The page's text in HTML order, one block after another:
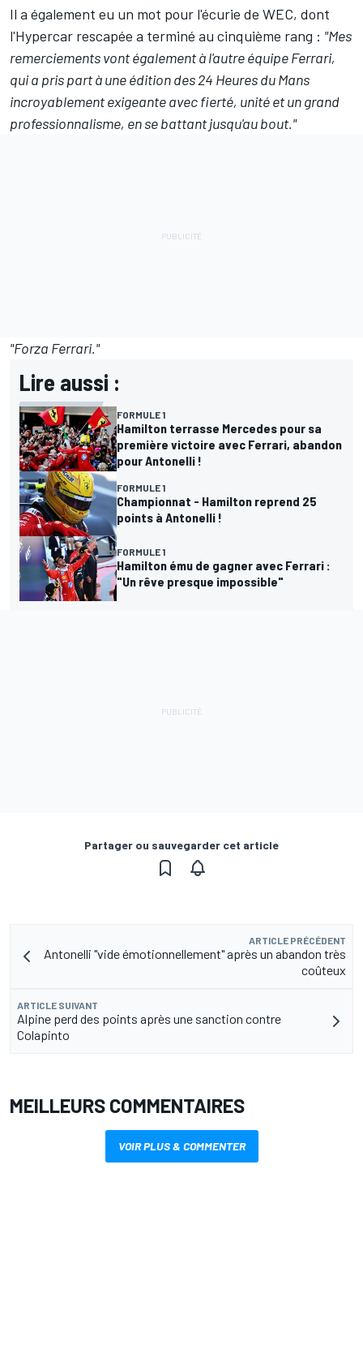
Il a également eu un mot pour l'écurie de WEC, dont
l'Hypercar rescapée a terminé au cinquième rang : "Mes
remerciements vont également à l'autre équipe Ferrari,
qui a pris part à une édition des 24 Heures du Mans
incroyablement exigeante avec fierté, unité et un grand
professionnalisme, en se battant jusqu'au bout."
"Forza Ferrari."
Lire aussi :
FORMULE 1
Hamilton terrasse Mercedes pour sa
première victoire avec Ferrari, abandon
pour Antonelli !
FORMULE 1
Championnat - Hamilton reprend 25
points à Antonelli !
FORMULE 1
Hamilton ému de gagner avec Ferrari :
"Un rêve presque impossible"
Partager ou sauvegarder cet article
ARTICLE PRÉCÉDENT
Antonelli "vide émotionnellement" après un abandon très
coûteux
ARTICLE SUIVANT
Alpine perd des points après une sanction contre
Colapinto
MEILLEURS COMMENTAIRES
VOIR PLUS & COMMENTER